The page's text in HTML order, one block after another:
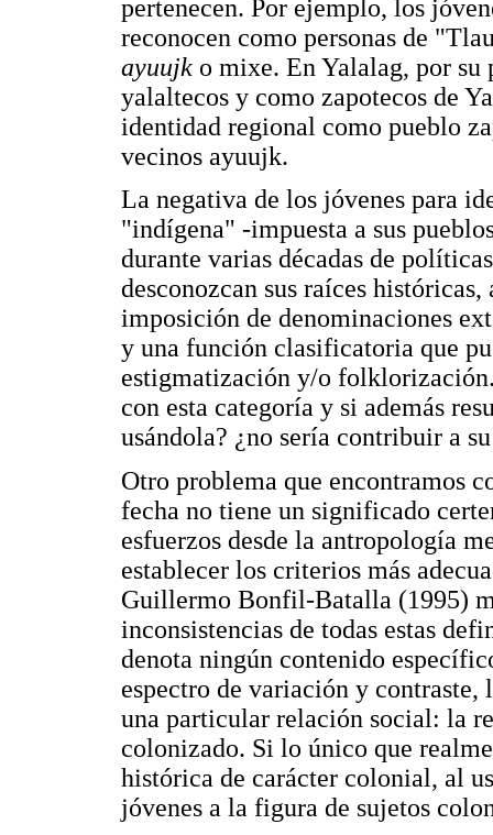
pertenecen. Por ejemplo, los
reconocen como personas de
ayuujk o mixe. En Yalalag, por su
yalaltecos y como zapotecos de
identidad regional como pueblo
vecinos ayuujk.
La negativa de los jóvenes para
"indígena" -impuesta a sus
durante varias décadas de
desconozcan sus raíces
imposición de denominaciones
y una función clasificatoria que
estigmatización y/o
con esta categoría y si además
usándola? ¿no sería contribuir a
Otro problema que encontramos
fecha no tiene un significado
esfuerzos desde la antropología
establecer los criterios más
Guillermo Bonfil-Batalla (1995)
inconsistencias de todas estas
denota ningún contenido
espectro de variación y
una particular relación social: la
colonizado. Si lo único que
histórica de carácter colonial, al
jóvenes a la figura de sujetos